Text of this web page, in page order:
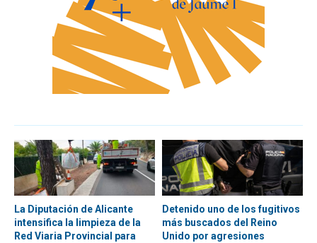
La Diputación de Alicante
intensifica la limpieza de la
Red Viaria Provincial para
Detenido uno de los fugitivos
más buscados del Reino
Unido por agresiones